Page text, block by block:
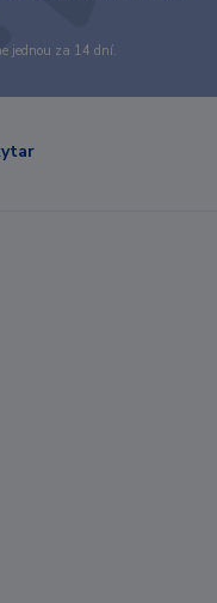
jednou za 14 dní.